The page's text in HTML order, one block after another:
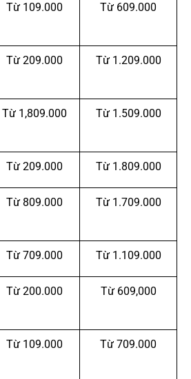
Từ 109.000 Từ 609.000
Từ 209.000 Từ 1.209.000
Từ 1,809.000 Từ 1.509.000
Từ 209.000 Từ 1.809.000
Từ 809.000 Từ 1.709.000
Từ 709.000 Từ 1.109.000
Từ 200.000 Từ 609,000
Từ 109.000 Từ 709.000